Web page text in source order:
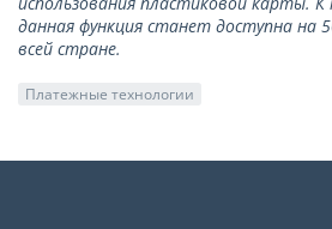
данная функция станет доступна на
всей стране.
Платежные технологии